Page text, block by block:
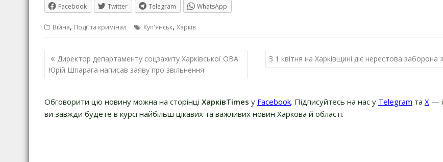
Facebook Twitter Telegram WhatsApp
Війна, Події та кримінал Куп'янськ, Харків
Навігація
записів
Директор департаменту соцзахиту Харківської ОВА
Юрій Шпарага написав заяву про звільнення
З 1 квітня на Харківщині діє нерестова заборона
Обговорити цю новину можна на сторінці ХарківTimes у Facebook. Підписуйтесь на нас у Telegram та Х — і
ви завжди будете в курсі найбільш цікавих та важливих новин Харкова й області.